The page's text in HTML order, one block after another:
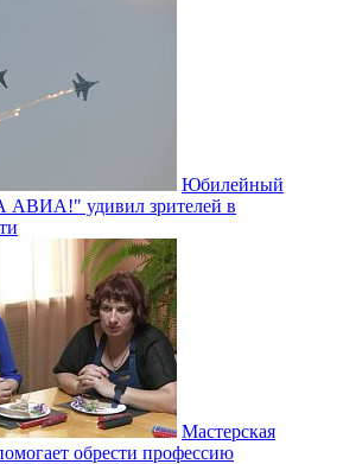
Юбилейный
АВИА!" удивил зрителей в
Мастерская
обрести профессию